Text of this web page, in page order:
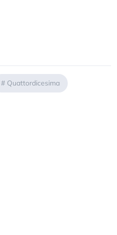
# Quattordicesima